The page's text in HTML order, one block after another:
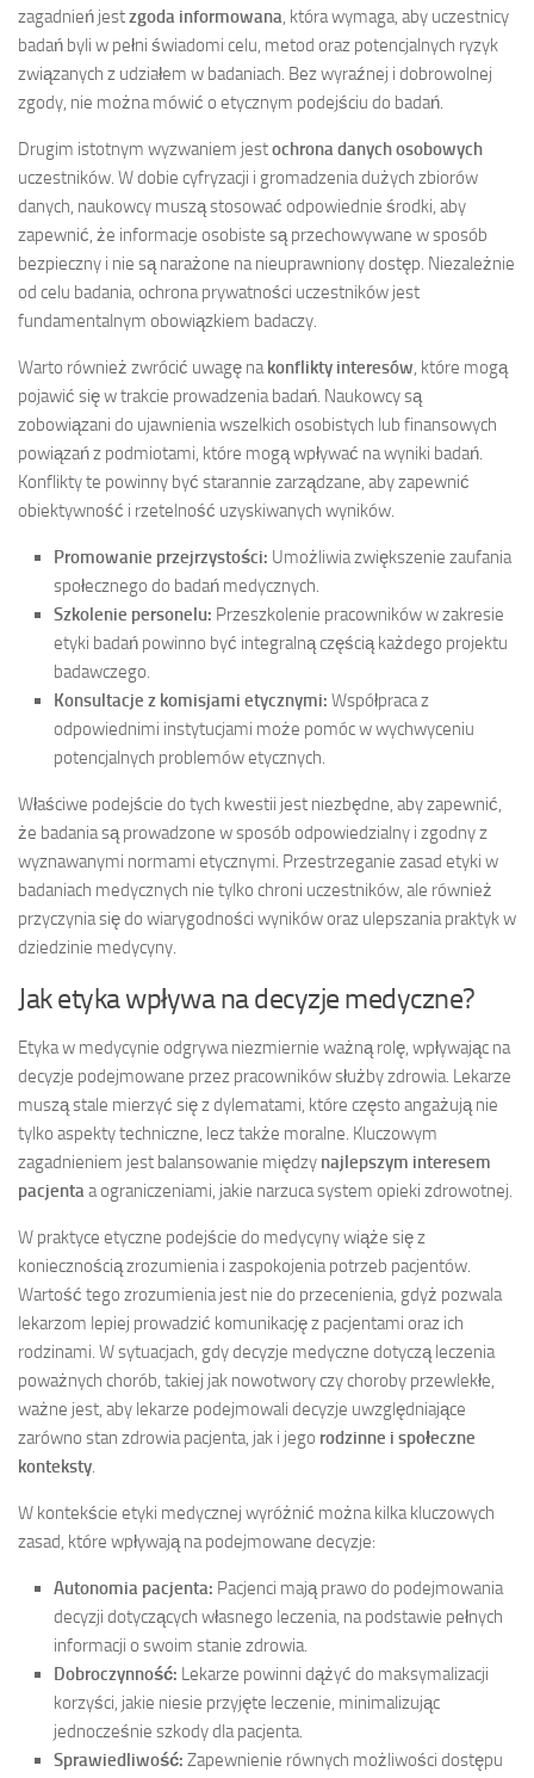
zagadnień jestzgoda informowana, która wymaga, aby uczestnicy
badań byli w pełni świadomi celu, metod oraz potencjalnych ryzyk
związanych z udziałem w badaniach. Bez wyraźnej i dobrowolnej
zgody, nie można mówić o etycznym podejściu do badań.
Drugim istotnym wyzwaniem jestochrona danych osobowych
uczestników. W dobie cyfryzacji i gromadzenia dużych zbiorów
danych, naukowcy muszą stosować odpowiednie środki, aby
zapewnić, że informacje osobiste są przechowywane w sposób
bezpieczny i nie są narażone na nieuprawniony dostęp. Niezależnie
od celu badania, ochrona prywatności uczestników jest
fundamentalnym obowiązkiem badaczy.
Warto również zwrócić uwagę nakonflikty interesów, które mogą
pojawić się w trakcie prowadzenia badań. Naukowcy są
zobowiązani do ujawnienia wszelkich osobistych lub finansowych
powiązań z podmiotami, które mogą wpływać na wyniki badań.
Konflikty te powinny być starannie zarządzane, aby zapewnić
obiektywność i rzetelność uzyskiwanych wyników.
Promowanie przejrzystości: Umożliwia zwiększenie zaufania
społecznego do badań medycznych.
Szkolenie personelu: Przeszkolenie pracowników w zakresie
etyki badań powinno być integralną częścią każdego projektu
badawczego.
Konsultacje z komisjami etycznymi: Współpraca z
odpowiednimi instytucjami może pomóc w wychwyceniu
potencjalnych problemów etycznych.
Właściwe podejście do tych kwestii jest niezbędne, aby zapewnić,
że badania są prowadzone w sposób odpowiedzialny i zgodny z
wyznawanymi normami etycznymi. Przestrzeganie zasad etyki w
badaniach medycznych nie tylko chroni uczestników, ale również
przyczynia się do wiarygodności wyników oraz ulepszania praktyk w
dziedzinie medycyny.
Jak etyka wpływa na decyzje medyczne?
Etyka w medycynie odgrywa niezmiernie ważną rolę, wpływając na
decyzje podejmowane przez pracowników służby zdrowia. Lekarze
muszą stale mierzyć się z dylematami, które często angażują nie
tylko aspekty techniczne, lecz także moralne. Kluczowym
zagadnieniem jest balansowanie między najlepszym interesem
pacjentaa ograniczeniami, jakie narzuca system opieki zdrowotnej.
W praktyce etyczne podejście do medycyny wiąże się z
koniecznością zrozumienia i zaspokojenia potrzeb pacjentów.
Wartość tego zrozumienia jest nie do przecenienia, gdyż pozwala
lekarzom lepiej prowadzić komunikację z pacjentami oraz ich
rodzinami. W sytuacjach, gdy decyzje medyczne dotyczą leczenia
poważnych chorób, takiej jak nowotwory czy choroby przewlekłe,
ważne jest, aby lekarze podejmowali decyzje uwzględniające
zarówno stan zdrowia pacjenta, jak i jego rodzinne i społeczne
konteksty.
W kontekście etyki medycznej wyróżnić można kilka kluczowych
zasad, które wpływają na podejmowane decyzje:
Autonomia pacjenta: Pacjenci mają prawo do podejmowania
decyzji dotyczących własnego leczenia, na podstawie pełnych
informacji o swoim stanie zdrowia.
Dobroczynność: Lekarze powinni dążyć do maksymalizacji
korzyści, jakie niesie przyjęte leczenie, minimalizując
jednocześnie szkody dla pacjenta.
Sprawiedliwość: Zapewnienie równych możliwości dostępu